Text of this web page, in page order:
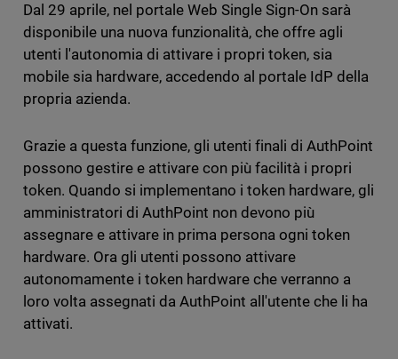
Dal 29 aprile, nel portale Web Single Sign-On sarà
disponibile una nuova funzionalità, che offre agli
utenti l'autonomia di attivare i propri token, sia
mobile sia hardware, accedendo al portale IdP della
propria azienda.
Grazie a questa funzione, gli utenti finali di AuthPoint
possono gestire e attivare con più facilità i propri
token. Quando si implementano i token hardware, gli
amministratori di AuthPoint non devono più
assegnare e attivare in prima persona ogni token
hardware. Ora gli utenti possono attivare
autonomamente i token hardware che verranno a
loro volta assegnati da AuthPoint all'utente che li ha
attivati.